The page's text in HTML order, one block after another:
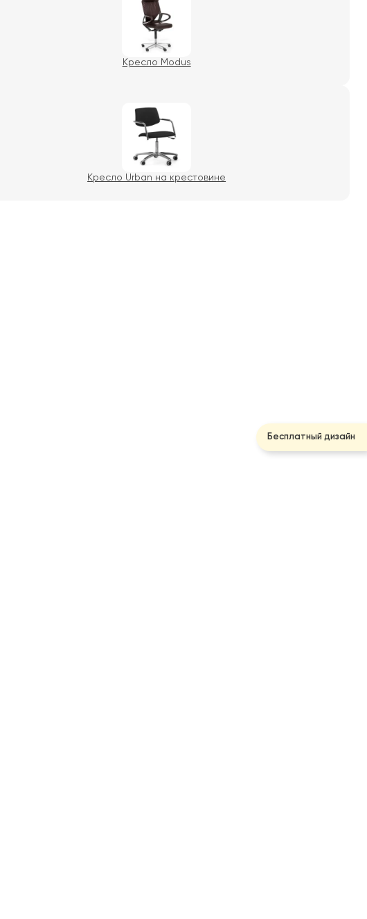
Кресло Modus
Кресло Urban на крестовине
Бесплатный дизайн